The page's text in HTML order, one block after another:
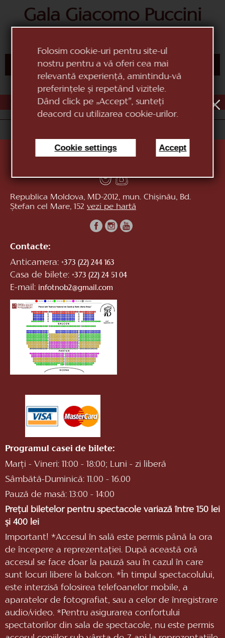
Folosim cookie-uri pentru site-ul
nostru pentru a vă oferi cea mai
relevantă experiență, amintindu-vă
preferințele și repetând vizitele.
Dând click pe „Accept”, sunteți
deacord cu utilizarea cookie-urilor.
Cookie settings Accept
Gala Giacomo Puccini
CUMPĂRĂ BILET
1 2 3 4 5 6 7 10
Republica Moldova, MD-2012, mun. Chișinău, Bd.
Ștefan cel Mare, 152 vezi pe hartă
Contacte:
Anticamera: +373 (22) 244 163
Casa de bilete: +373 (22) 24 51 04
E-mail: infotnob2@gmail.com
Programul casei de bilete:
Marți - Vineri: 11:00 - 18:00; Luni - zi liberă
Sâmbătă-Duminică: 11.00 - 16.00
Pauză de masă: 13:00 - 14:00
Prețul biletelor pentru spectacole variază între 150 lei
și 400 lei
Important! *Accesul în sală este permis până la ora
de începere a reprezentaţiei. După această oră
accesul se face doar la pauză sau în cazul în care
sunt locuri libere la balcon. *În timpul spectacolului,
este interzisă folosirea telefoanelor mobile, a
aparatelor de fotografiat, sau a celor de înregistrare
audio/video. *Pentru asigurarea confortului
spectatorilor din sala de spectacole, nu este permis